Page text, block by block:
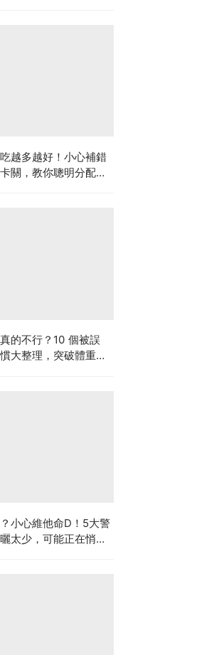
越多越好！小心補錯
關，教你聰明分配三
的不行？10 個被誤
大整理，突破體重停
小心維他命D！5大警
太少，可能正在悄悄